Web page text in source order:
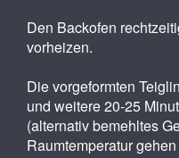
Den Backofen
vorheizen.
Die vorgeformten
und weitere 20-25
(alternativ bemehltes
Raumtemperatur